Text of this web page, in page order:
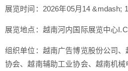
展览时间：2026年05月14 &mdash;
展览地点：越南河内国际展览中心
组织单位：越南广告博览股份公司
协会、越南辅助工业协会、越南机